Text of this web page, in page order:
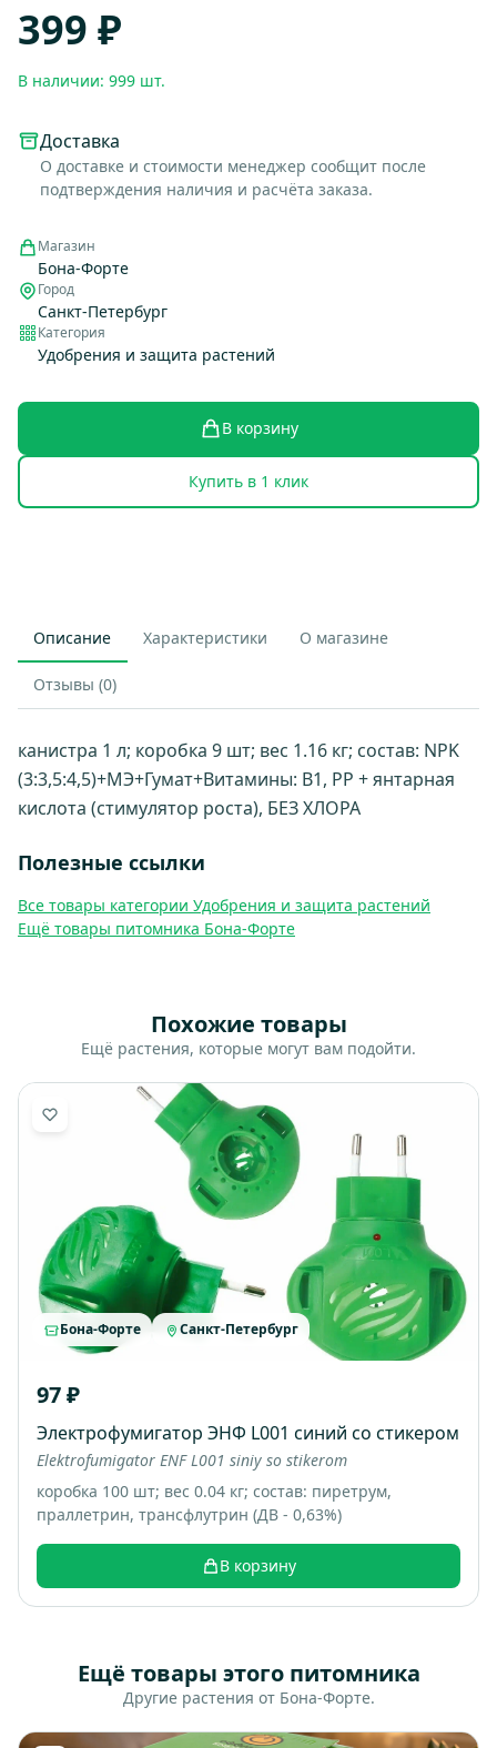
399 ₽
В наличии: 999 шт.
Доставка
О доставке и стоимости менеджер сообщит после
подтверждения наличия и расчёта заказа.
Магазин
Бона-Форте
Город
Санкт-Петербург
Категория
Удобрения и защита растений
В корзину
Купить в 1 клик
Описание Характеристики О магазине
Отзывы (0)
канистра 1 л; коробка 9 шт; вес 1.16 кг; состав: NPK
(3:3,5:4,5)+МЭ+Гумат+Витамины: B1, PP + янтарная
кислота (стимулятор роста), БЕЗ ХЛОРА
Полезные ссылки
Все товары категории Удобрения и защита растений
Ещё товары питомника Бона-Форте
Похожие товары
Ещё растения, которые могут вам подойти.
Бона-Форте Санкт-Петербург
97 ₽
Электрофумигатор ЭНФ L001 синий со стикером
Elektrofumigator ENF L001 siniy so stikerom
коробка 100 шт; вес 0.04 кг; состав: пиретрум,
праллетрин, трансфлутрин (ДВ - 0,63%)
В корзину
Ещё товары этого питомника
Другие растения от Бона-Форте.